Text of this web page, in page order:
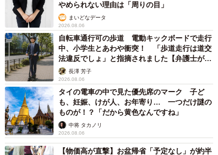
5/8
診察台で荒ぶり過ぎてアヒルさん（口輪）をつけたこともありました
（画像提供：柴犬ハナさん @87shiba87）
ーー診察室ではものすごいムキ顔で唸っていたのに、帰り
にはもうニコニコ顔でしたね。
「イヤだったことは忘れて、自転車のカゴに乗せてもらい
『楽ちん楽ちーん♡ルンルンルン♡』という気持ちだった
やめられない理由は「周りの目」
まいどなデータ
2026.08.06
自転車通行可の歩道 電動キックボードで走行
中、小学生とあわや衝突！ 「歩道走行は道交
法違反でしょ」と指摘されました【弁護士が解
説】長澤 芳子
2026.08.06
タイの電車の中で見た優先席のマーク 子ど
も、妊娠、けが人、お年寄り… 一つだけ謎の
ものが！？「だから黄色なんですね」
中将 タカノリ
2026.08.06
【物価高が直撃】お盆帰省「予定なし」が約半